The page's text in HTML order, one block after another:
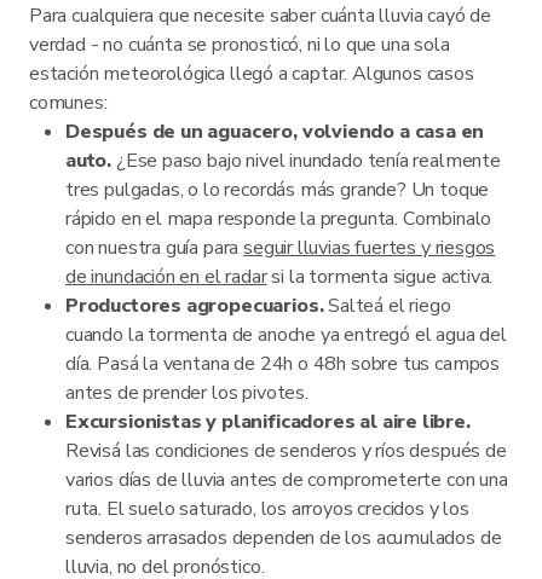
Para cualquiera que necesite saber cuánta lluvia cayó de
verdad - no cuánta se pronosticó, ni lo que una sola
estación meteorológica llegó a captar. Algunos casos
comunes:
Después de un aguacero, volviendo a casa en
auto.¿Ese paso bajo nivel inundado tenía realmente
tres pulgadas, o lo recordás más grande? Un toque
rápido en el mapa responde la pregunta. Combinalo
con nuestra guía paraseguir lluvias fuertes y riesgos
de inundación en el radarsi la tormenta sigue activa.
Productores agropecuarios.Salteá el riego
cuando la tormenta de anoche ya entregó el agua del
día. Pasá la ventana de 24h o 48h sobre tus campos
antes de prender los pivotes.
Excursionistas y planificadores al aire libre.
Revisá las condiciones de senderos y ríos después de
varios días de lluvia antes de comprometerte con una
ruta. El suelo saturado, los arroyos crecidos y los
senderos arrasados dependen de los acumulados de
lluvia, no del pronóstico.